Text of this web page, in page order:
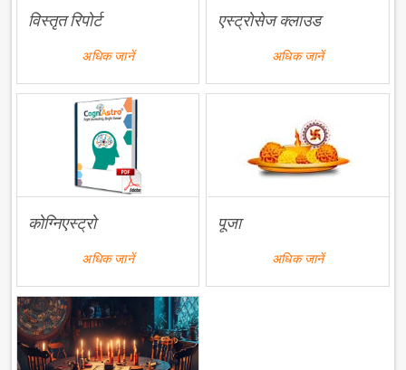
विस्तृत रिपोर्ट
अधिक जानें
एस्ट्रोसेज क्लाउड
अधिक जानें
कोग्निएस्ट्रो
अधिक जानें
पूजा
अधिक जानें